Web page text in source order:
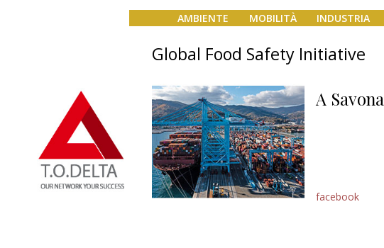
AMBIENTE MOBILITÀ INDUSTRIA
Global Food Safety Initiative
A
facebook